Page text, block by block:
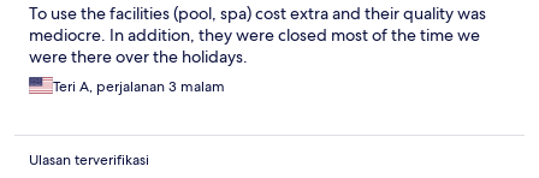
To use the facilities (pool, spa) cost extra and their quality was
mediocre. In addition, they were closed most of the time we
were there over the holidays.
Teri A, perjalanan 3 malam
Ulasan terverifikasi